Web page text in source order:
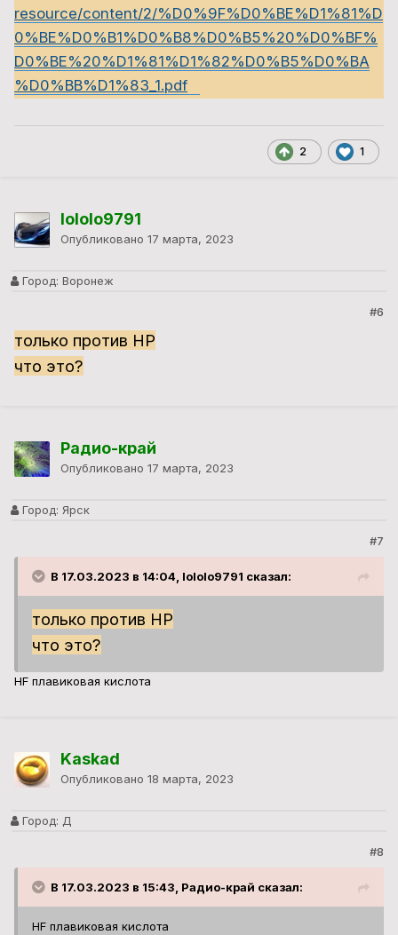
resource/content/2/%D0%9F%D0%BE%D1%81%D
0%BE%D0%B1%D0%B8%D0%B5%20%D0%BF%
D0%BE%20%D1%81%D1%82%D0%B5%D0%BA
%D0%BB%D1%83_1.pdf
2 1
lololo9791
Опубликовано 17 марта, 2023
Город: Воронеж
#6
только против НР
что это?
Радио-край
Опубликовано 17 марта, 2023
Город: Ярск
#7
В 17.03.2023 в 14:04, lololo9791 сказал:
только против НР
что это?
HF плавиковая кислота
Kaskad
Опубликовано 18 марта, 2023
Город: Д
#8
В 17.03.2023 в 15:43, Радио-край сказал:
HF плавиковая кислота